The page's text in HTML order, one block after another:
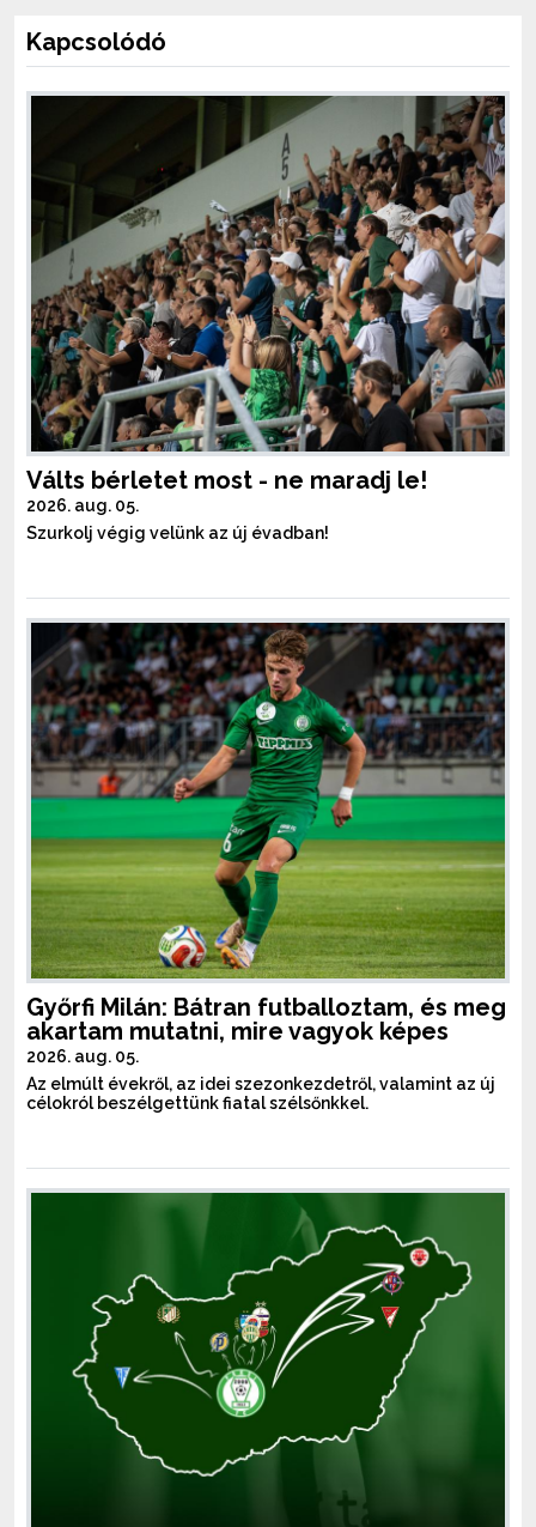
Kapcsolódó
Válts bérletet most - ne maradj le!
2026. aug. 05.
Szurkolj végig velünk az új évadban!
Győrfi Milán: Bátran futballoztam, és meg
akartam mutatni, mire vagyok képes
2026. aug. 05.
Az elmúlt évekről, az idei szezonkezdetről, valamint az új
célokról beszélgettünk fiatal szélsőnkkel.